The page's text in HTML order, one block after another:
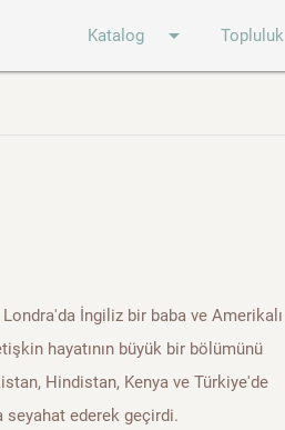
Katalog arrow_drop_down Topluluk
İngiliz bir baba ve Amerikalı
hayatının büyük bir bölümünü
Hindistan, Kenya ve Türkiye'de
seyahat ederek geçirdi.